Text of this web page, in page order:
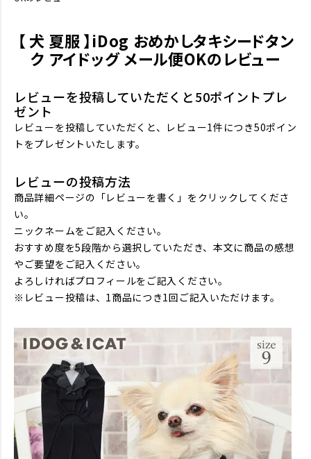
【 犬 夏服 】iDog おめかしタキシードタン
ク アイドッグ メール便OKのレビュー
レビューを投稿していただくと50ポイントプレ
ゼント
レビューを投稿していただくと、レビュー1件につき50ポイン
トをプレゼントいたします。
レビューの投稿方法
商品詳細ページの「レビューを書く」をクリックしてくださ
い。
ニックネームをご記入ください。
おすすめ度を5段階から選択していただき、本文に商品の感想
やご要望をご記入ください。
よろしければプロフィールをご記入ください。
※レビュー投稿は、1商品につき1回ご記入いただけます。